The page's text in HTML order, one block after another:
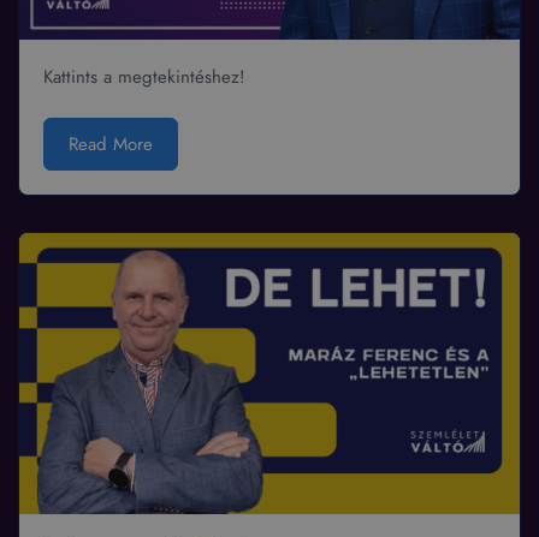
Kattints a megtekintéshez!
Read More